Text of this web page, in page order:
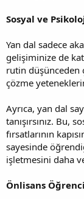
Sosyal ve
Yan dal sadece
gelişiminize de
rutin düşünceden
çözme
Ayrıca, yan dal
tanışırsınız. Bu,
fırsatlarının
sayesinde
işletmesini daha
Önlisans